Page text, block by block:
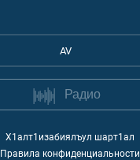
AV
Радио
Х1алт1изабиялъул шарт1ал
Правила конфиденциальности